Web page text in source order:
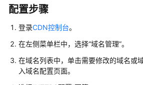
置
概
述
OBS
委
托
配置步骤
登录CDN控制台。
在左侧菜单栏中，选择“域名管理”。
在域名列表中，单击需要修改的域名或
入域名配置页面。